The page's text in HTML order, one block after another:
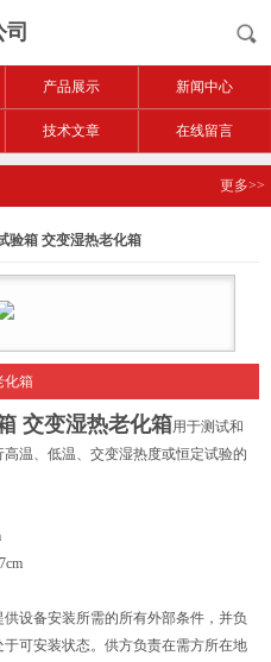
产品展示 新闻中心
技术文章 在线留言
更多>>
验箱 交变湿热老化箱
化箱
交变湿热老化箱用于测试和
温、低温、交变湿热度或恒定试验的
设备安装所需的所有外部条件，并负
可安装状态。供方负责在需方所在地